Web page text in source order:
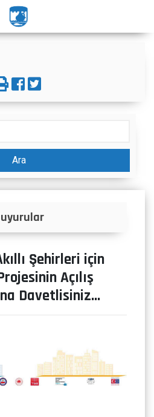
Ara
Şehirleri için
Açılış
Davetlisiniz…